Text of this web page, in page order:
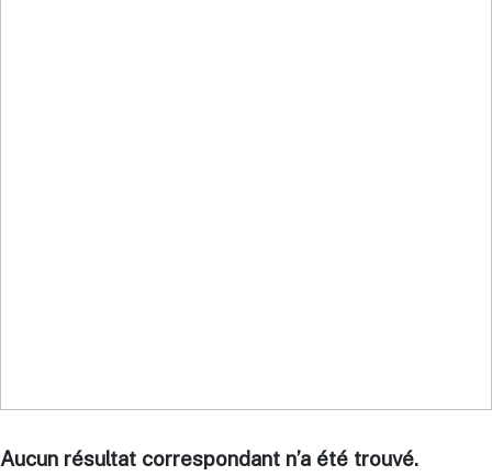
Aucun résultat correspondant n’a été trouvé.